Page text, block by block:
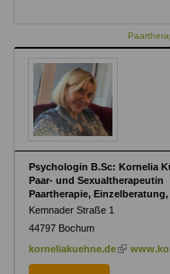
Psychologin B.Sc: Kornelia
Paar- und Sexualtherapeutin
Paartherapie,
Kemnader Straße 1
44797 Bochum
korneliakuehne.de (link